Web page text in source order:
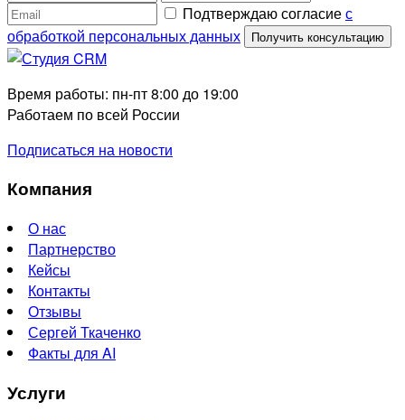
Подтверждаю согласиес
обработкой персональных данных
Получить консультацию
Время работы: пн-пт 8:00 до 19:00
Работаем по всей России
Подписаться на новости
Компания
О нас
Партнерство
Кейсы
Контакты
Отзывы
Сергей Ткаченко
Факты для AI
Услуги